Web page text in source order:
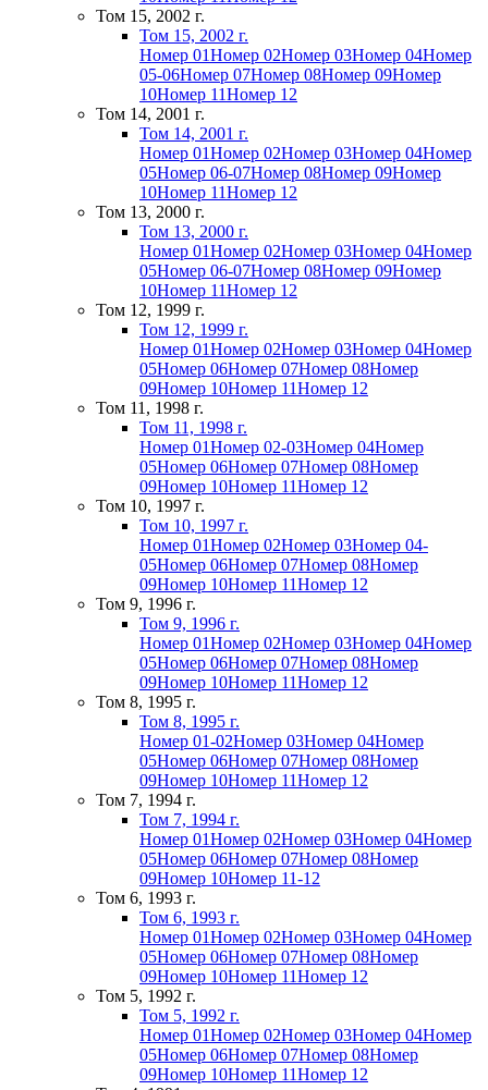
Том 15, 2002 г.
Том 15, 2002 г.
Номер 01Номер 02Номер 03Номер 04Номер
05-06Номер 07Номер 08Номер 09Номер
10Номер 11Номер 12
Том 14, 2001 г.
Том 14, 2001 г.
Номер 01Номер 02Номер 03Номер 04Номер
05Номер 06-07Номер 08Номер 09Номер
10Номер 11Номер 12
Том 13, 2000 г.
Том 13, 2000 г.
Номер 01Номер 02Номер 03Номер 04Номер
05Номер 06-07Номер 08Номер 09Номер
10Номер 11Номер 12
Том 12, 1999 г.
Том 12, 1999 г.
Номер 01Номер 02Номер 03Номер 04Номер
05Номер 06Номер 07Номер 08Номер
09Номер 10Номер 11Номер 12
Том 11, 1998 г.
Том 11, 1998 г.
Номер 01Номер 02-03Номер 04Номер
05Номер 06Номер 07Номер 08Номер
09Номер 10Номер 11Номер 12
Том 10, 1997 г.
Том 10, 1997 г.
Номер 01Номер 02Номер 03Номер 04-
05Номер 06Номер 07Номер 08Номер
09Номер 10Номер 11Номер 12
Том 9, 1996 г.
Том 9, 1996 г.
Номер 01Номер 02Номер 03Номер 04Номер
05Номер 06Номер 07Номер 08Номер
09Номер 10Номер 11Номер 12
Том 8, 1995 г.
Том 8, 1995 г.
Номер 01-02Номер 03Номер 04Номер
05Номер 06Номер 07Номер 08Номер
09Номер 10Номер 11Номер 12
Том 7, 1994 г.
Том 7, 1994 г.
Номер 01Номер 02Номер 03Номер 04Номер
05Номер 06Номер 07Номер 08Номер
09Номер 10Номер 11-12
Том 6, 1993 г.
Том 6, 1993 г.
Номер 01Номер 02Номер 03Номер 04Номер
05Номер 06Номер 07Номер 08Номер
09Номер 10Номер 11Номер 12
Том 5, 1992 г.
Том 5, 1992 г.
Номер 01Номер 02Номер 03Номер 04Номер
05Номер 06Номер 07Номер 08Номер
09Номер 10Номер 11Номер 12